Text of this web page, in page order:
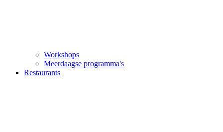
Workshops
Meerdaagse programma's
Restaurants